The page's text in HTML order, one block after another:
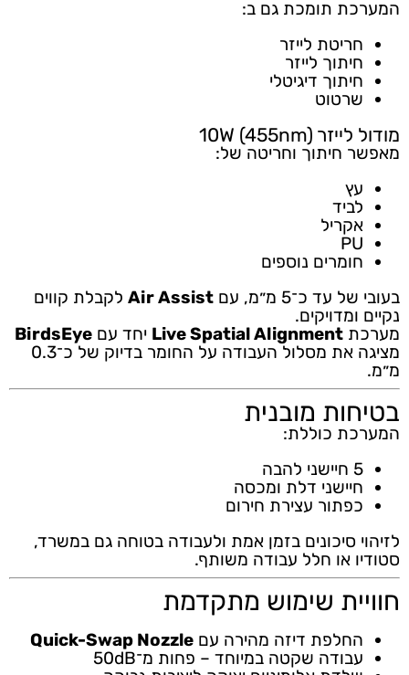
המערכת תומכת גם ב:
חריטת לייזר
חיתוך לייזר
חיתוך דיגיטלי
שרטוט
מודול לייזר 10W (455nm)
מאפשר חיתוך וחריטה של:
עץ
לביד
אקריל
PU
חומרים נוספים
בעובי של עד כ־5 מ״מ, עם
Air Assist לקבלת קווים
נקיים ומדויקים.
מערכת Live Spatial Alignment יחד עם BirdsEye
מציגה את מסלול העבודה על החומר בדיוק של כ־0.3
מ״מ.
בטיחות מובנית
המערכת כוללת:
5 חיישני להבה
חיישני דלת ומכסה
כפתור עצירת חירום
לזיהוי סיכונים בזמן אמת ולעבודה בטוחה גם במשרד,
סטודיו או חלל עבודה משותף.
חוויית שימוש מתקדמת
החלפת דיזה מהירה עם Quick-Swap Nozzle
עבודה שקטה במיוחד – פחות מ־50dB